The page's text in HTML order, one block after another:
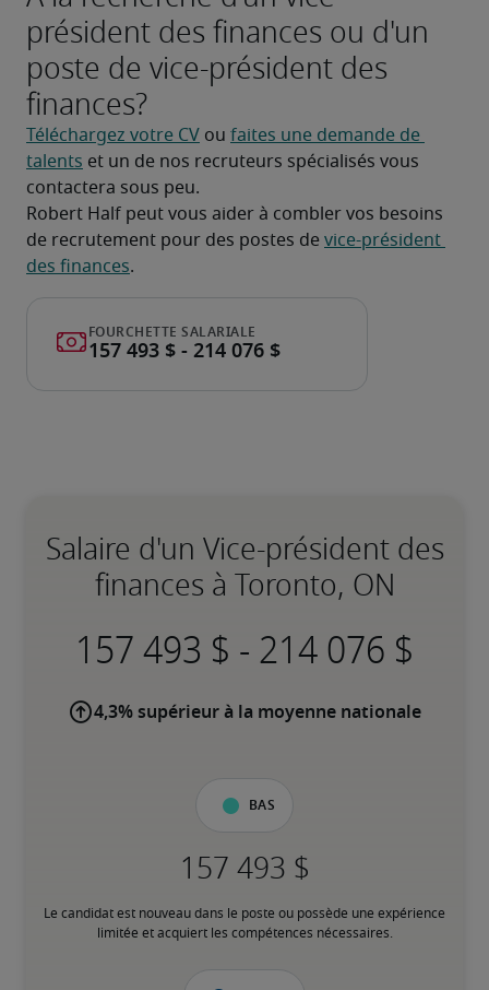
président des finances ou d'un
poste de vice-président des
finances?
Téléchargez votre CV ou faites une demande de
talents et un de nos recruteurs spécialisés vous
contactera sous peu.
Robert Half peut vous aider à combler vos besoins
de recrutement pour des postes de vice-président
des finances.
Salaire d'un Vice-président des
finances à Toronto, ON
-
4,3% supérieur à la moyenne nationale
Bas
Le candidat est nouveau dans le poste ou possède une expérience
limitée et acquiert les compétences nécessaires.